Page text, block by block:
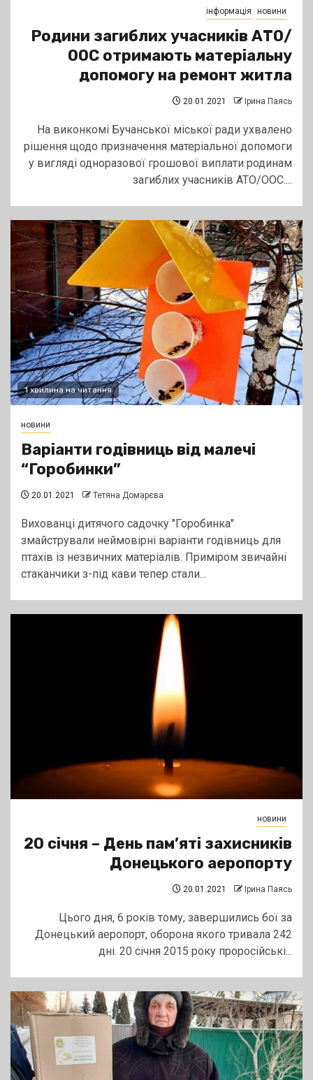
інформація новини
Родини загиблих учасників АТО/
ООС отримають матеріальну
допомогу на ремонт житла
20.01.2021 Ірина Паясь
На виконкомі Бучанської міської ради ухвалено
рішення щодо призначення матеріальної допомоги
у вигляді одноразової грошової виплати родинам
загиблих учасників АТО/ООС....
1 хвилина на читання
новини
Варіанти годівниць від малечі
“Горобинки”
20.01.2021 Тетяна Домарєва
Вихованці дитячого садочку "Горобинка"
змайстрували неймовірні варіанти годівниць для
птахів із незвичних матеріалів. Приміром звичайні
стаканчики з-під кави тепер стали...
новини
20 січня – День пам’яті захисників
Донецького аеропорту
20.01.2021 Ірина Паясь
Цього дня, 6 років тому, завершились бої за
Донецький аеропорт, оборона якого тривала 242
дні. 20 січня 2015 року проросійські...